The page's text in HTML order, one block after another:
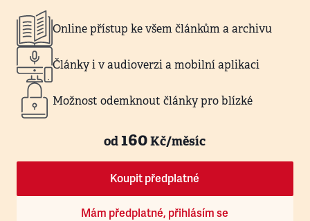
Online přístup ke všem článkům a archivu
Články i v audioverzi a mobilní aplikaci
Možnost odemknout články pro blízké
od160Kč/měsíc
Koupit předplatné
Mám předplatné, přihlásím se